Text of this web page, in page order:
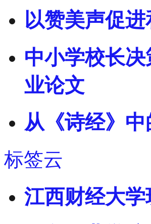
以赞美声促
中小学校长
业论文
从《诗经》
标签云
江西财经大